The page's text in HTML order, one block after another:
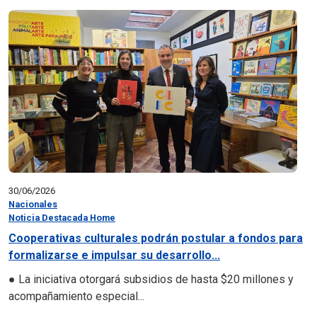
30/06/2026
Nacionales
Noticia Destacada Home
Cooperativas culturales podrán postular a fondos para
formalizarse e impulsar su desarrollo...
● La iniciativa otorgará subsidios de hasta $20 millones y
acompañamiento especial...